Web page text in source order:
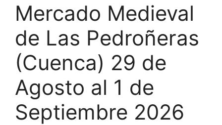
Mercado Medieval
de Las Pedroñeras
(Cuenca) 29 de
Agosto al 1 de
Septiembre 2026